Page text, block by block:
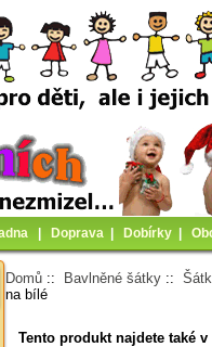
Doprava Dobírky
Domů :: Bavlněné šátky ::
na bílé
Tento produkt najdete také